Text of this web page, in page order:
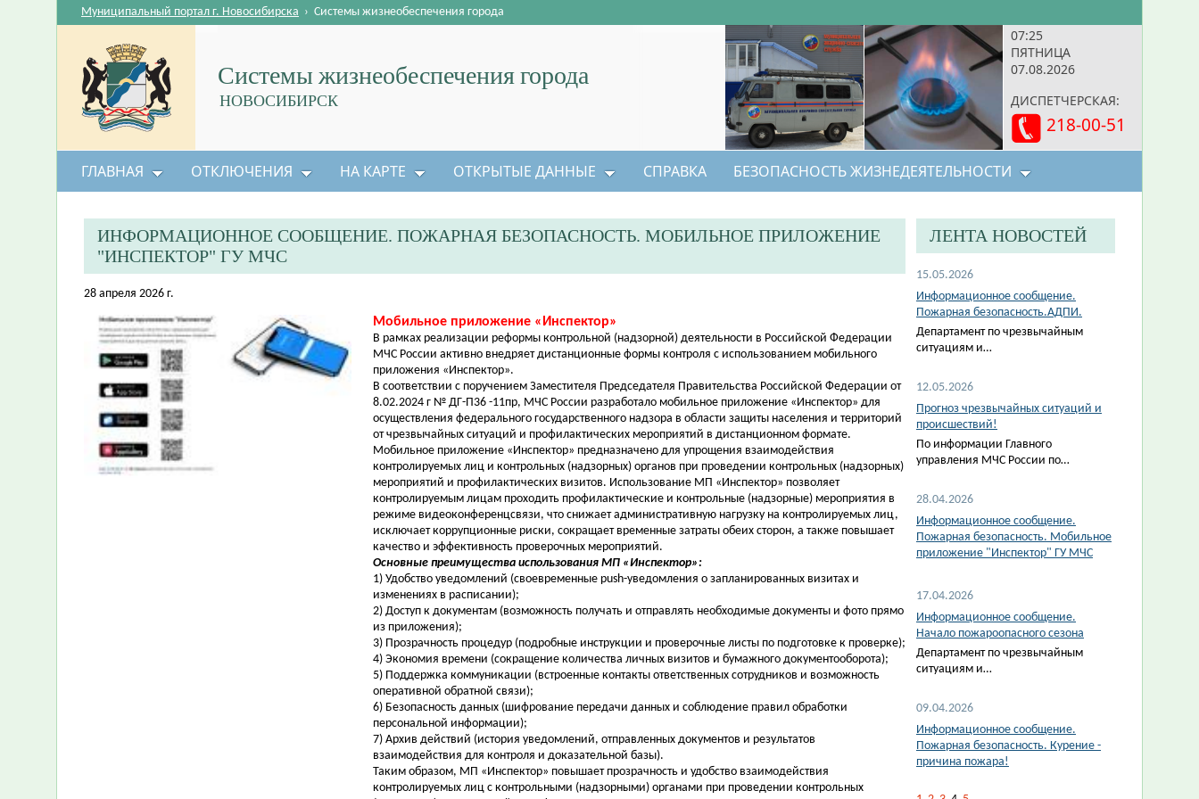
07:25
ПЯТНИЦА
07.08.2026
ДИСПЕТЧЕРСКАЯ:
218-00-51
Системы жизнеобеспечения города
НОВОСИБИРСК
Муниципальный портал г. Новосибирска › Системы жизнеобеспечения города
ГЛАВНАЯ ОТКЛЮЧЕНИЯ НА КАРТЕ ОТКРЫТЫЕ ДАННЫЕ СПРАВКА БЕЗОПАСНОСТЬ ЖИЗНЕДЕЯТЕЛЬНОСТИ
ИНФОРМАЦИОННОЕ СООБЩЕНИЕ. ПОЖАРНАЯ БЕЗОПАСНОСТЬ. МОБИЛЬНОЕ ПРИЛОЖЕНИЕ
"ИНСПЕКТОР" ГУ МЧС
28 апреля 2026 г.
Мобильное приложение «Инспектор»
В рамках реализации реформы контрольной (надзорной) деятельности в Российской Федерации
МЧС России активно внедряет дистанционные формы контроля с использованием мобильного
приложения «Инспектор».
В соответствии с поручением Заместителя Председателя Правительства Российской Федерации от
8.02.2024 г № ДГ-П36 -11пр, МЧС России разработало мобильное приложение «Инспектор» для
осуществления федерального государственного надзора в области защиты населения и территорий
от чрезвычайных ситуаций и профилактических мероприятий в дистанционном формате.
Мобильное приложение «Инспектор» предназначено для упрощения взаимодействия
контролируемых лиц и контрольных (надзорных) органов при проведении контрольных (надзорных)
мероприятий и профилактических визитов. Использование МП «Инспектор» позволяет
контролируемым лицам проходить профилактические и контрольные (надзорные) мероприятия в
режиме видеоконференцсвязи, что снижает административную нагрузку на контролируемых лиц,
исключает коррупционные риски, сокращает временные затраты обеих сторон, а также повышает
качество и эффективность проверочных мероприятий.
Основные преимущества использования МП «Инспектор»:
1) Удобство уведомлений (своевременные push-уведомления о запланированных визитах и
изменениях в расписании);
2) Доступ к документам (возможность получать и отправлять необходимые документы и фото прямо
из приложения);
3) Прозрачность процедур (подробные инструкции и проверочные листы по подготовке к проверке);
4) Экономия времени (сокращение количества личных визитов и бумажного документооборота);
5) Поддержка коммуникации (встроенные контакты ответственных сотрудников и возможность
оперативной обратной связи);
6) Безопасность данных (шифрование передачи данных и соблюдение правил обработки
персональной информации);
7) Архив действий (история уведомлений, отправленных документов и результатов
взаимодействия для контроля и доказательной базы).
Таким образом, МП «Инспектор» повышает прозрачность и удобство взаимодействия
контролируемых лиц с контрольными (надзорными) органами при проведении контрольных
ЛЕНТА НОВОСТЕЙ
15.05.2026
Информационное сообщение.
Пожарная безопасность.АДПИ.
Департамент по чрезвычайным
ситуациям и…
12.05.2026
Прогноз чрезвычайных ситуаций и
происшествий!
По информации Главного
управления МЧС России по…
28.04.2026
Информационное сообщение.
Пожарная безопасность. Мобильное
приложение "Инспектор" ГУ МЧС
17.04.2026
Информационное сообщение.
Начало пожароопасного сезона
Департамент по чрезвычайным
ситуациям и…
09.04.2026
Информационное сообщение.
Пожарная безопасность. Курение -
причина пожара!